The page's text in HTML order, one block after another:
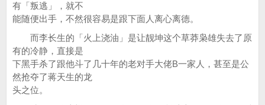
有「叛逃」，就不
能随便出手，不然很容易是跟下面人离心离德。
而李长生的「火上浇油」是让靓坤这个草莽枭雄失去了原
有的冷静，直接是
下黑手杀了跟他斗了几十年的老对手大佬B一家人，甚至是公
然抢夺了蒋天生的龙
头之位。